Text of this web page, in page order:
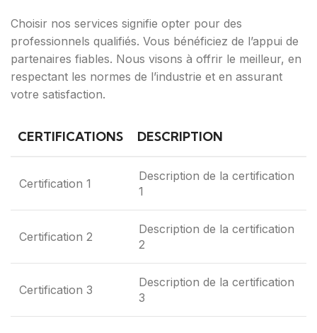
Choisir nos services signifie opter pour des
professionnels qualifiés. Vous bénéficiez de l’appui de
partenaires fiables. Nous visons à offrir le meilleur, en
respectant les normes de l’industrie et en assurant
votre satisfaction.
CERTIFICATIONS DESCRIPTION
Certification 1
Description de la certification
1
Certification 2
Description de la certification
2
Certification 3
Description de la certification
3